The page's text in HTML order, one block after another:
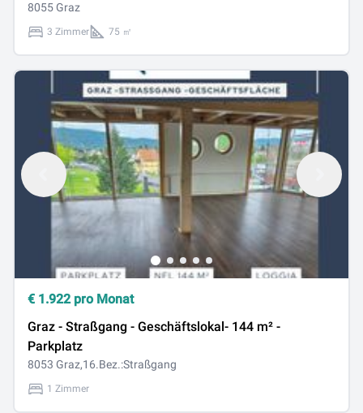
8055 Graz
3 Zimmer 75 ㎡
€ 1.922pro Monat
Graz - Straßgang - Geschäftslokal- 144 m² -
Parkplatz
8053 Graz,16.Bez.:Straßgang
1 Zimmer